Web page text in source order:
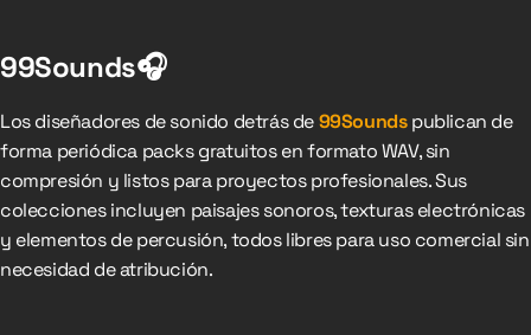
99Sounds🎧
Los diseñadores de sonido detrás de99Sounds publican de
forma periódica packs gratuitos en formato WAV, sin
compresión y listos para proyectos profesionales. Sus
colecciones incluyen paisajes sonoros, texturas electrónicas
y elementos de percusión, todos libres para uso comercial sin
necesidad de atribución.